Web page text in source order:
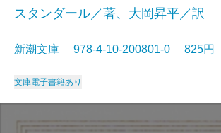
スタンダール／著、大岡昇平／訳
新潮文庫 978-4-10-200801-0 825円
文庫電子書籍あり